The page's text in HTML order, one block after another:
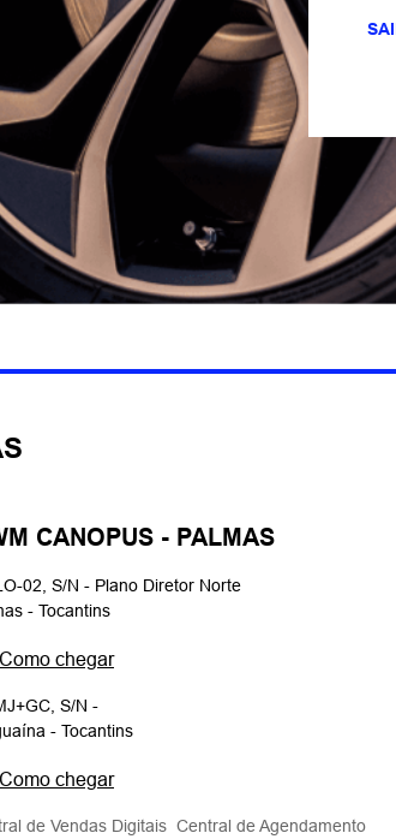
CANOPUS - PALMAS
02, S/N - Plano Diretor Norte
- Tocantins
Como chegar
S/N -
- Tocantins
Como chegar
de Vendas Digitais Central de Agendamento